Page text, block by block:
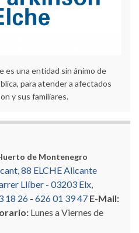
es una entidad sin ánimo de
para atender a afectados
y sus familiares.
de Montenegro
88 ELCHE Alicante
Llíber - 03203 Elx,
18 26 - 626 01 39 47 E-Mail:
Lunes a Viernes de